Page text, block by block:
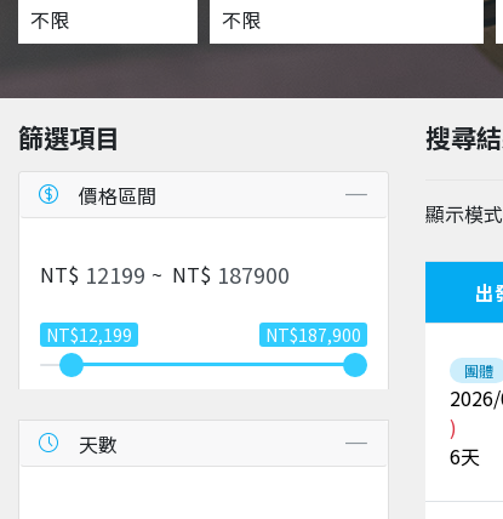
篩選項目
價格區間
NT$ ~ NT$
NT$12,199 NT$187,900
天數
搜尋
顯示模式
出
團體
)
6天